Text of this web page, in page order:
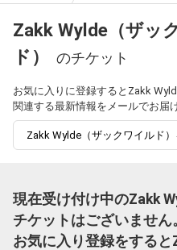
Zakk Wylde（ザッ
ド）
のチケット
お気に入りに登録するとZakk
関連する最新情報をメールでお届
Zakk Wylde（ザックワイルド
現在受け付け中のZakk
チケットはございません
お気に入り登録をする